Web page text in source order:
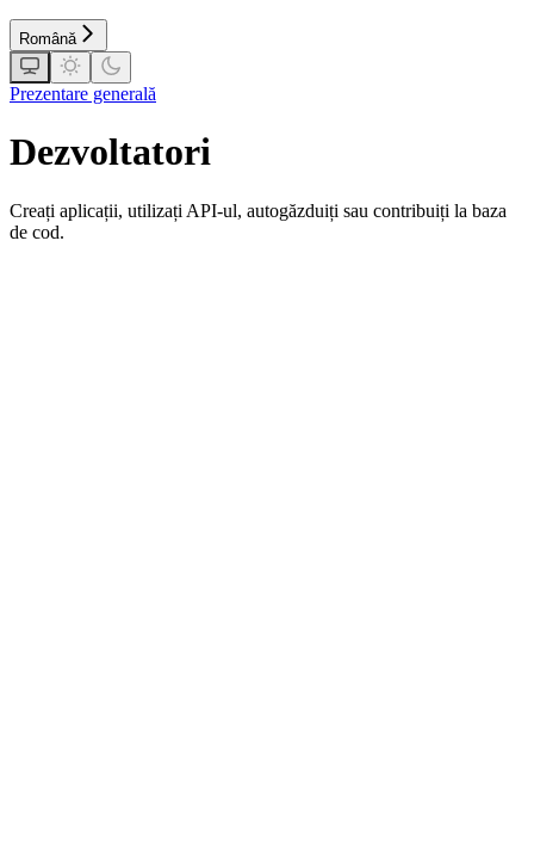
Română
Prezentare generală
Dezvoltatori
Creați aplicații, utilizați API-ul, autogăzduiți sau contribuiți la baza
de cod.